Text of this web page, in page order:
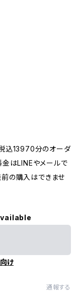
税込13970分のオーダ
金はLINEやメールで
の購入はできませ
け
通報する